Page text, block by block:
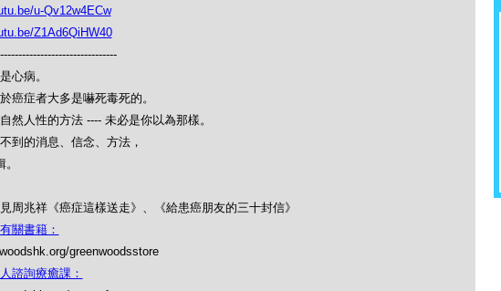
u-Qv12w4ECw
Z1Ad6QiHW40
心病。
癌症者大多是嚇死毒死的。
然人性的方法 ---- 未必是你以為那樣。
到的消息、信念、方法，
周兆祥《癌症這樣送走》、《給患癌朋友的三十封信》
關書籍：
greenwoodsstore
諮詢療癒課：